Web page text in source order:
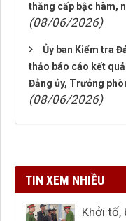
thăng cấp bậc hàm,
(08/06/2026)
Ủy ban Kiểm tra
thảo báo cáo kết
Đảng ủy, Trưởng
(08/06/2026)
TIN XEM NHIỀU
Khởi